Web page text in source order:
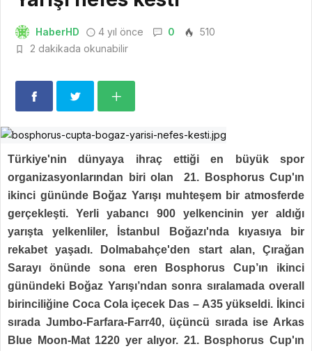
HaberHD 4 yıl önce 0
510
2 dakikada okunabilir
Türkiye'nin dünyaya ihraç ettiği en büyük spor
organizasyonlarından biri olan 21. Bosphorus Cup'ın
ikinci gününde Boğaz Yarışı muhteşem bir atmosferde
gerçekleşti. Yerli yabancı 900 yelkencinin yer aldığı
yarışta yelkenliler, İstanbul Boğazı'nda kıyasıya bir
rekabet yaşadı. Dolmabahçe'den start alan, Çırağan
Sarayı önünde sona eren Bosphorus Cup’ın ikinci
günündeki Boğaz Yarışı’ndan sonra sıralamada overall
birinciliğine Coca Cola içecek Das – A35 yükseldi. İkinci
sırada Jumbo-Farfara-Farr40, üçüncü sırada ise Arkas
Blue Moon-Mat 1220 yer alıyor. 21. Bosphorus Cup'ın